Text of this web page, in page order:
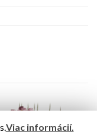
Viac informácií.